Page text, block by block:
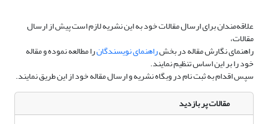
علاقه‌مندان برای ارسال مقالات خود به این نشریه لازم است پیش از ارسال
مقالات،
راهنمای نگارش مقاله در بخشراهنمای نویسندگانرا مطالعه نموده و مقاله
خود را بر این اساس تنظیم نمایند.
سپس اقدام به ثبت نام در وبگاه نشریه و ارسال مقاله خود از این طریق نمایند.
مقالات پر بازدید